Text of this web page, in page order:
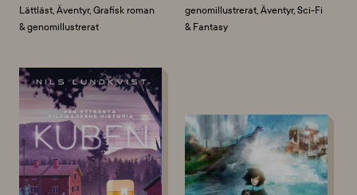
Lättläst, Äventyr, Grafisk roman
& genomillustrerat
genomillustrerat, Äventyr, Sci-Fi
& Fantasy